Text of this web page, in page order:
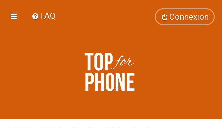
FAQ Connexion